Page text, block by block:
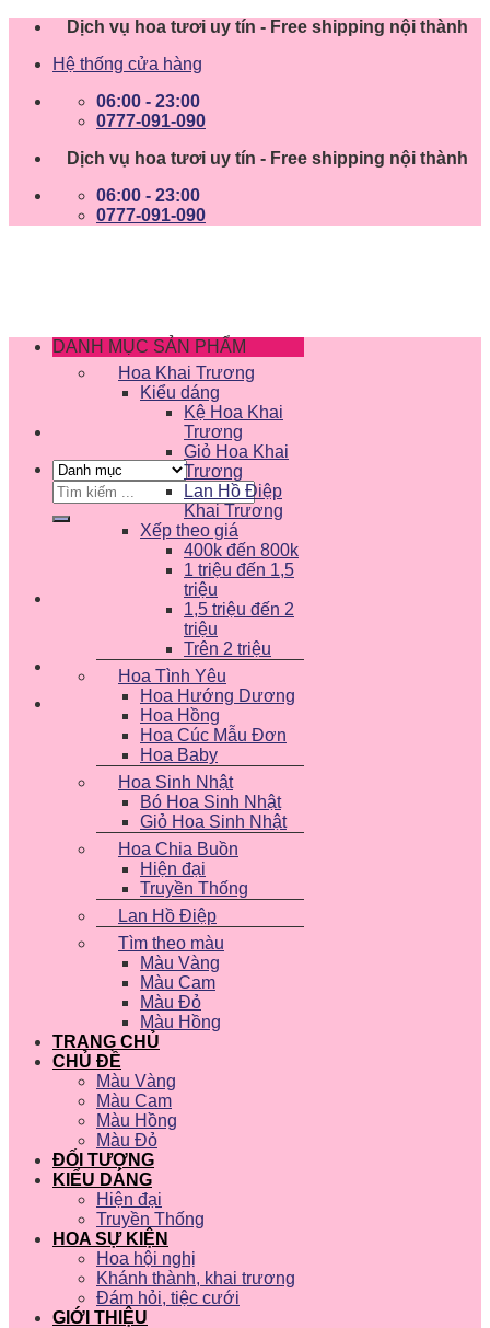
Skip
content
Dịch vụ hoa tươi uy tín - Free shipping nội thành
Hệ thống cửa hàng
06:00 - 23:00
0777-091-090
Dịch vụ hoa tươi uy tín - Free shipping nội thành
06:00 - 23:00
0777-091-090
Tìm
kiếm:
DANH MỤC SẢN PHẨM
Hoa Khai Trương
Kiểu dáng
Kệ Hoa Khai
Trương
Giỏ Hoa Khai
Trương
Lan Hồ Điệp
Khai Trương
Xếp theo giá
400k đến 800k
1 triệu đến 1,5
triệu
1,5 triệu đến 2
triệu
Trên 2 triệu
Hoa Tình Yêu
Hoa Hướng Dương
Hoa Hồng
Hoa Cúc Mẫu Đơn
Hoa Baby
Hoa Sinh Nhật
Bó Hoa Sinh Nhật
Giỏ Hoa Sinh Nhật
Hoa Chia Buồn
Hiện đại
Truyền Thống
Lan Hồ Điệp
Tìm theo màu
Màu Vàng
Màu Cam
Màu Đỏ
Màu Hồng
TRANG CHỦ
CHỦ ĐỀ
Màu Vàng
Màu Cam
Màu Hồng
Màu Đỏ
ĐỐI TƯỢNG
KIỂU DÁNG
Hiện đại
Truyền Thống
HOA SỰ KIỆN
Hoa hội nghị
Khánh thành, khai trương
Đám hỏi, tiệc cưới
GIỚI THIỆU